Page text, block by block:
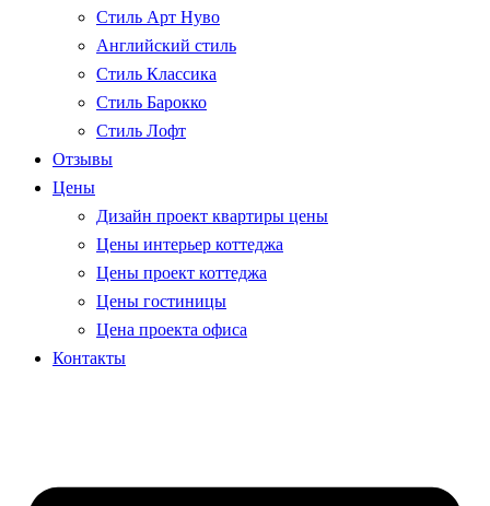
Стиль Арт Нуво
Английский стиль
Стиль Классика
Стиль Барокко
Стиль Лофт
Отзывы
Цены
Дизайн проект квартиры цены
Цены интерьер коттеджа
Цены проект коттеджа
Цены гостиницы
Цена проекта офиса
Контакты